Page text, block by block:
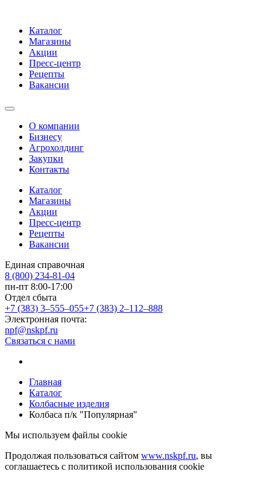
Каталог
Магазины
Акции
Пресс-центр
Рецепты
Вакансии
О компании
Бизнесу
Агрохолдинг
Закупки
Контакты
Каталог
Магазины
Акции
Пресс-центр
Рецепты
Вакансии
Единая справочная
8 (800) 234-81-04
пн-пт 8:00-17:00
Отдел сбыта
+7 (383) 3‒555‒055+7 (383) 2‒112‒888
Электронная почта:
npf@nskpf.ru
Связаться с нами
Главная
Каталог
Колбасные изделия
Колбаса п/к "Популярная"
Мы используем файлы cookie
Продолжая пользоваться сайтом www.nskpf.ru, вы
соглашаетесь с политикой использования cookie